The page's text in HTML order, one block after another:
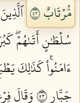
مُّرۡتَابٌ ٣٤
سُلۡطَٰنٍ أَتَىٰهُمۡۖ
ءَامَنُواْۚ كَذَٰلِكَ
جَبَّارٖ ٣٥
وَقَالَ